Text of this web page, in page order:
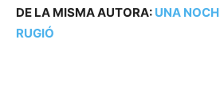
DE LA MISMA AUTORA: UNA
RUGIÓ